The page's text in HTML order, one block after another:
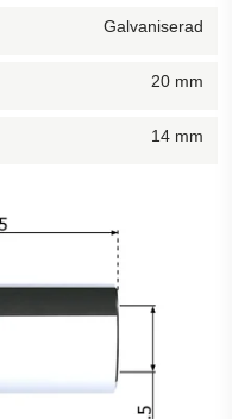
Galvaniserad
20 mm
14 mm